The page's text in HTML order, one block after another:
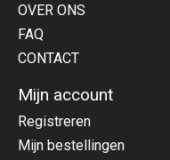
OVER ONS
FAQ
CONTACT
Mijn account
Registreren
Mijn bestellingen